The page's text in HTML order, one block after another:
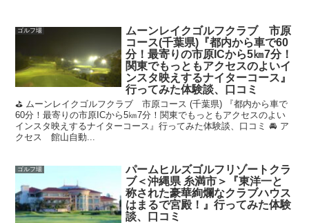
ゴルフ場
ムーンレイクゴルフクラブ 市原
コース(千葉県)『都内から車で60
分！最寄りの市原ICから5㎞7分！
関東でもっともアクセスのよいイ
ンスタ映えするナイターコース』
行ってみた体験談、口コミ
⛳ ムーンレイクゴルフクラブ 市原コース (千葉県) 『都内から車で
60分！最寄りの市原ICから5㎞7分！関東でもっともアクセスのよい
インスタ映えするナイターコース』行ってみた体験談、口コミ 🚘 ア
クセス 館山自動...
ゴルフ場
パームヒルズゴルフリゾートクラ
ブ＜沖縄県 糸満市＞『東洋一と
称された豪華絢爛なクラブハウス
はまるで宮殿！』行ってみた体験
談、口コミ